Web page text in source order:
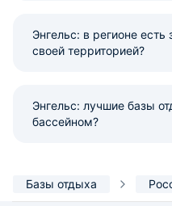
Энгельс: в регионе есть
своей территорией?
Энгельс: лучшие базы
бассейном?
Базы отдыха